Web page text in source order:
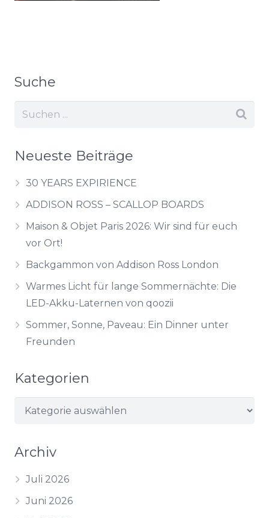
Suche
Neueste Beiträge
30 YEARS EXPIRIENCE
ADDISON ROSS – SCALLOP BOARDS
Maison & Objet Paris 2026: Wir sind für euch
vor Ort!
Backgammon von Addison Ross London
Warmes Licht für lange Sommernächte: Die
LED-Akku-Laternen von qoozii
Sommer, Sonne, Paveau: Ein Dinner unter
Freunden
Kategorien
Kategorien
Archiv
Juli 2026
Juni 2026